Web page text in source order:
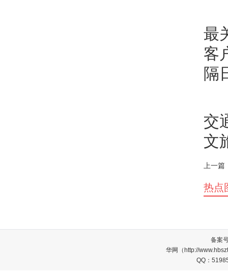
最
客
隔
交
文
上一篇
热点
备案
华网（http://
QQ：